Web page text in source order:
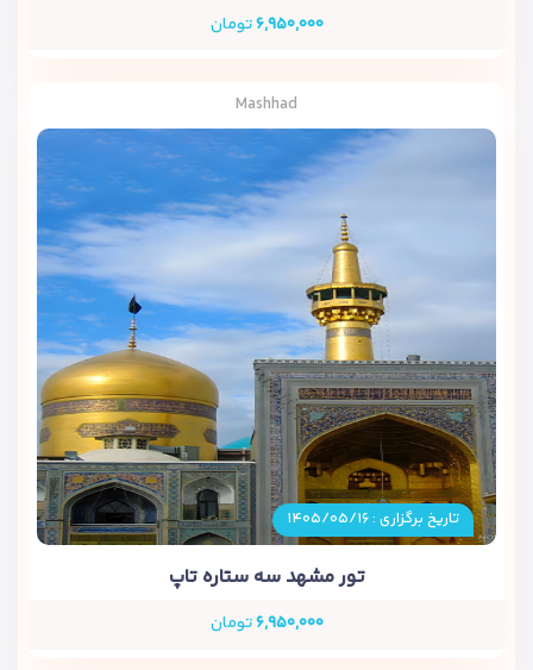
۶,۹۵۰,۰۰۰تومان
Mashhad
تاریخ برگزاری : ۱۴۰۵/۰۵/۱۶
تور مشهد سه ستاره تاپ
۶,۹۵۰,۰۰۰تومان